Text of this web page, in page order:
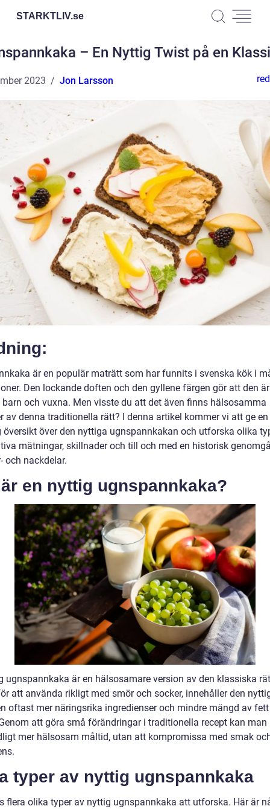
STARKTLIV.se
– En Nyttig Twist på en
2023 Jon Larsson
är en populär maträtt som har funnits i svenska kök i
Den lockande doften och den gyllene färgen gör att den
barn och vuxna. Men visste du att det även finns hälsosamma
av denna traditionella rätt? I denna artikel kommer vi att ge en
översikt över den nyttiga ugnspannkakan och utforska olika
mätningar, skillnader och till och med en historisk
och nackdelar.
en nyttig ugnspannkaka?
ugnspannkaka är en hälsosamare version av den klassiska
att använda rikligt med smör och socker, innehåller den
oftast mer näringsrika ingredienser och mindre mängd av
att göra små förändringar i traditionella recept kan man
mer hälsosam måltid, utan att kompromissa med smak
typer av nyttig ugnspannkaka
flera olika typer av nyttig ugnspannkaka att utforska. Här är